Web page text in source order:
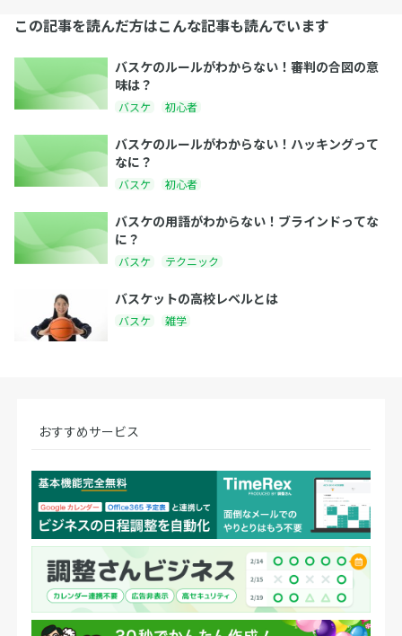
この記事を読んだ方はこんな記事も読んでいます
バスケのルールがわからない！審判の合図の意
味は？
バスケ 初心者
バスケのルールがわからない！ハッキングって
なに？
バスケ 初心者
バスケの用語がわからない！ブラインドってな
に？
バスケ テクニック
バスケットの高校レベルとは
バスケ 雑学
おすすめサービス